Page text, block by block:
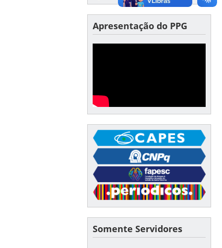
Apresentação do PPG
Somente Servidores